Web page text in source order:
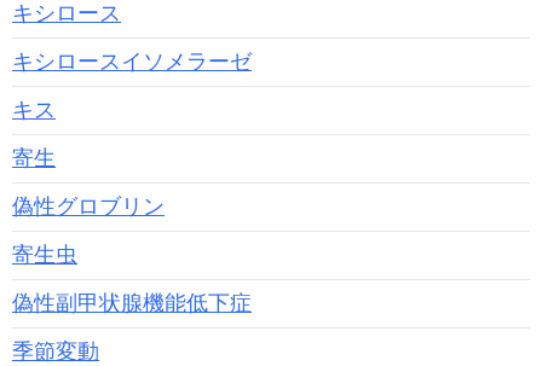
キシロース
キシロースイソメラーゼ
キス
寄生
偽性グロブリン
寄生虫
偽性副甲状腺機能低下症
季節変動